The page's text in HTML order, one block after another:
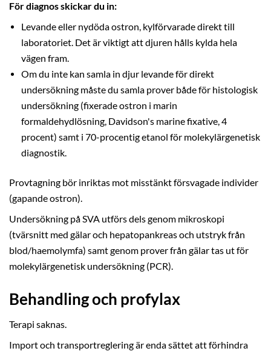
För diagnos skickar du in:
Levande eller nydöda ostron, kylförvarade direkt till
laboratoriet. Det är viktigt att djuren hålls kylda hela
vägen fram.
Om du inte kan samla in djur levande för direkt
undersökning måste du samla prover både för histologisk
undersökning (fixerade ostron i marin
formaldehydlösning, Davidson's marine fixative, 4
procent) samt i 70-procentig etanol för molekylärgenetisk
diagnostik.
Provtagning bör inriktas mot misstänkt försvagade individer
(gapande ostron).
Undersökning på SVA utförs dels genom mikroskopi
(tvärsnitt med gälar och hepatopankreas och utstryk från
blod/haemolymfa) samt genom prover från gälar tas ut för
molekylärgenetisk undersökning (PCR).
Behandling och profylax
Terapi saknas.
Import och transportreglering är enda sättet att förhindra